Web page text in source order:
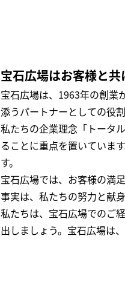
宝石広場はお客様と共
宝石広場は、1963年の創業
添うパートナーとしての役割
私たちの企業理念「トータ
ることに重点を置いていま
す。
宝石広場では、お客様の満
事実は、私たちの努力と献
私たちは、宝石広場でのご
出しましょう。宝石広場は